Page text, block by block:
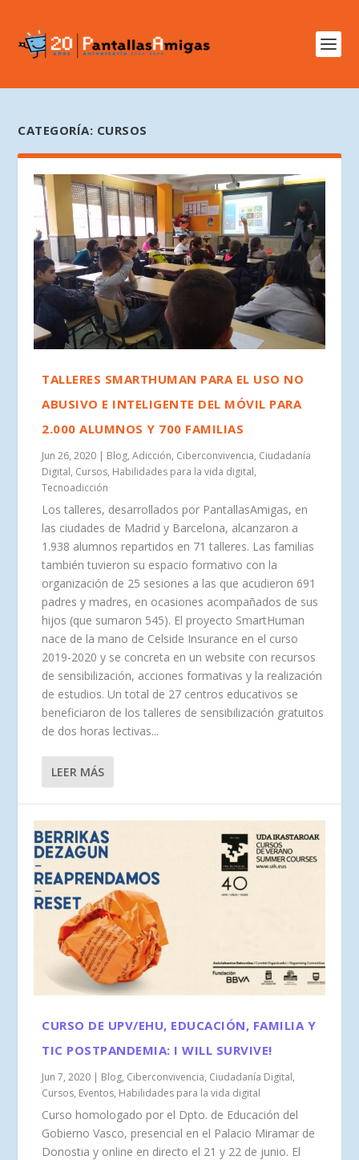
CATEGORÍA: CURSOS
TALLERES SMARTHUMAN PARA EL USO NO
ABUSIVO E INTELIGENTE DEL MÓVIL PARA
2.000 ALUMNOS Y 700 FAMILIAS
Jun 26, 2020 | Blog,Adicción, Ciberconvivencia, Ciudadanía
Digital, Cursos, Habilidades para la vida digital,
Tecnoadicción
Los talleres, desarrollados por PantallasAmigas, en
las ciudades de Madrid y Barcelona, alcanzaron a
1.938 alumnos repartidos en 71 talleres. Las familias
también tuvieron su espacio formativo con la
organización de 25 sesiones a las que acudieron 691
padres y madres, en ocasiones acompañados de sus
hijos (que sumaron 545). El proyecto SmartHuman
nace de la mano de Celside Insurance en el curso
2019-2020 y se concreta en un website con recursos
de sensibilización, acciones formativas y la realización
de estudios. Un total de 27 centros educativos se
beneficiaron de los talleres de sensibilización gratuitos
de dos horas lectivas...
LEER MÁS
CURSO DE UPV/EHU, EDUCACIÓN, FAMILIA Y
TIC POSTPANDEMIA: I WILL SURVIVE!
Jun 7, 2020 | Blog, Ciberconvivencia, Ciudadanía Digital,
Cursos, Eventos, Habilidades para la vida digital
Curso homologado por el Dpto. de Educación del
Gobierno Vasco, presencial en el Palacio Miramar de
Donostia y online en directo el 21 y 22 de junio. El